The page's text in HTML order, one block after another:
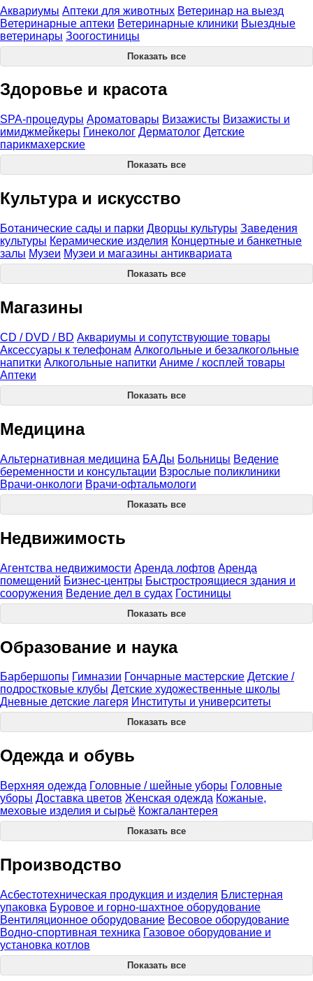
Аквариумы Аптеки для животных Ветеринар на выезд
Ветеринарные аптеки Ветеринарные клиники Выездные
ветеринары Зоогостиницы
Показать все
Здоровье и красота
SPA-процедуры Ароматовары Визажисты Визажисты и
имиджмейкеры Гинеколог Дерматолог Детские
парикмахерские
Показать все
Культура и искусство
Ботанические сады и парки Дворцы культуры Заведения
культуры Керамические изделия Концертные и банкетные
залы Музеи Музеи и магазины антиквариата
Показать все
Магазины
CD / DVD / BD Аквариумы и сопутствующие товары
Аксессуары к телефонам Алкогольные и безалкогольные
напитки Алкогольные напитки Аниме / косплей товары
Аптеки
Показать все
Медицина
Альтернативная медицина БАДы Больницы Ведение
беременности и консультации Взрослые поликлиники
Врачи-онкологи Врачи-офтальмологи
Показать все
Недвижимость
Агентства недвижимости Аренда лофтов Аренда
помещений Бизнес-центры Быстростроящиеся здания и
сооружения Ведение дел в судах Гостиницы
Показать все
Образование и наука
Барбершопы Гимназии Гончарные мастерские Детские /
подростковые клубы Детские художественные школы
Дневные детские лагеря Институты и университеты
Показать все
Одежда и обувь
Верхняя одежда Головные / шейные уборы Головные
уборы Доставка цветов Женская одежда Кожаные,
меховые изделия и сырьё Кожгалантерея
Показать все
Производство
Асбестотехническая продукция и изделия Блистерная
упаковка Буровое и горно-шахтное оборудование
Вентиляционное оборудование Весовое оборудование
Водно-спортивная техника Газовое оборудование и
установка котлов
Показать все